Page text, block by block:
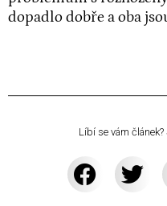
dopadlo dobře a oba
Líbí se vám